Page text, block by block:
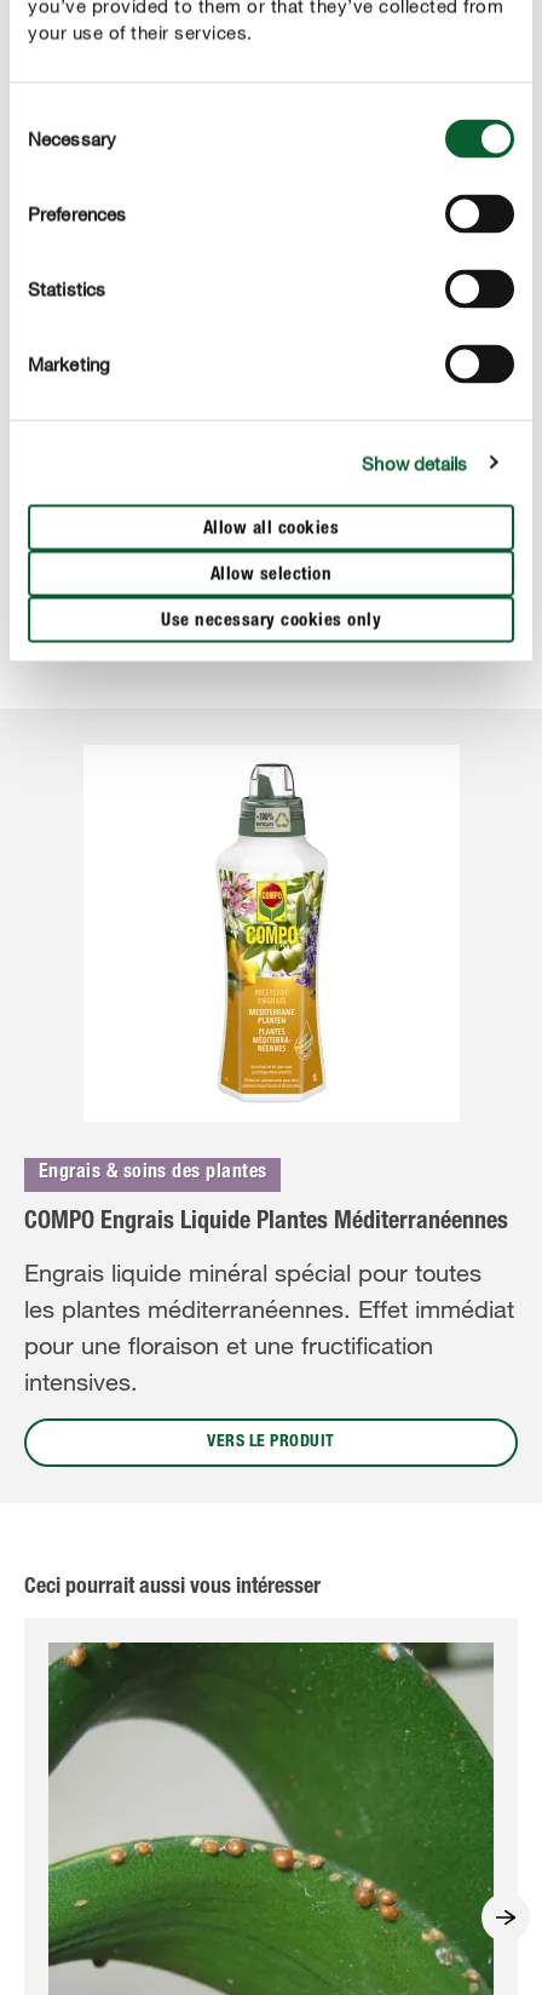
you’ve provided to them or that they’ve collected from
your use of their services.
Selection
Necessary
Preferences
Statistics
Marketing
Show details
Allow all cookies
Allow selection
Use necessary cookies only
Engrais & soins des plantes
COMPO Engrais Liquide Plantes Méditerranéennes
Engrais liquide minéral spécial pour toutes
les plantes méditerranéennes. Effet immédiat
pour une floraison et une fructification
intensives.
VERS LE PRODUIT
Ceci pourrait aussi vous intéresser